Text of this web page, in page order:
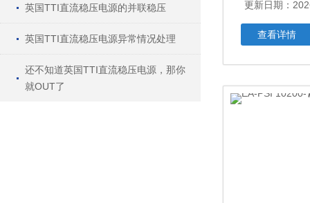
英国TTI直流稳压电源的并联稳压
英国TTI直流稳压电源异常情况处理
还不知道英国TTI直流稳压电源，那你
就OUT了
更新日期：
查看详情